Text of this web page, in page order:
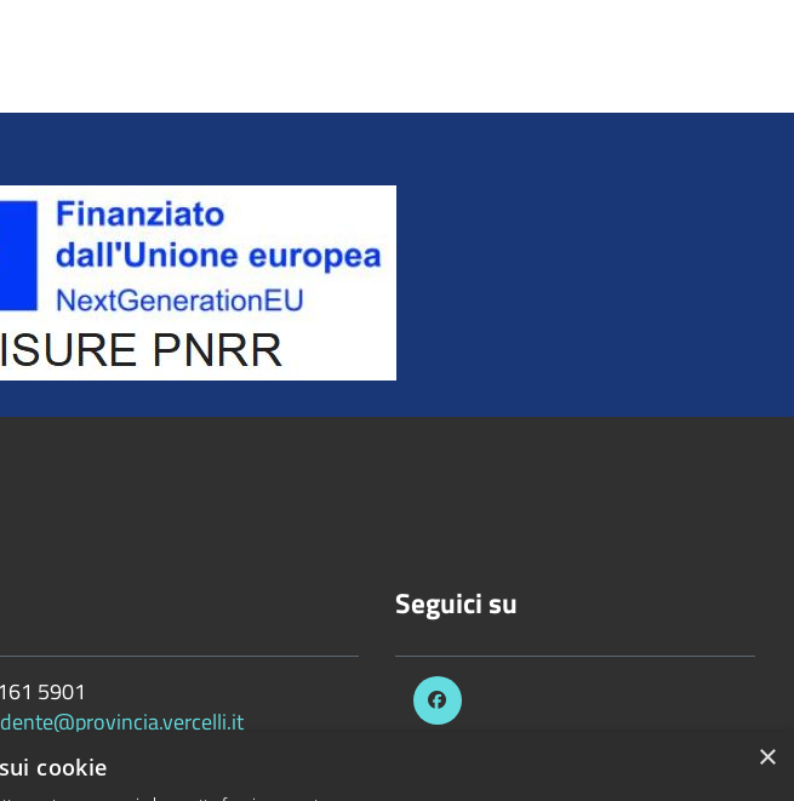
5901
Seguici su
×
cookie